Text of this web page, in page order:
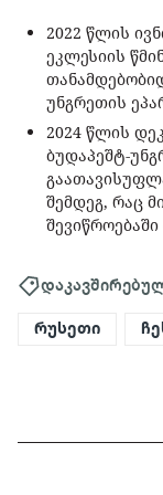
2022 წლის
ეკლესიის
უნგრეთის
2024 წლის
ბუდაპეშტ-
შემდეგ, რაც
რუსეთი